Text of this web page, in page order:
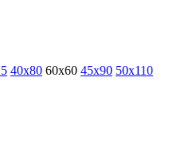
40x80 60x60 45x90 50x110